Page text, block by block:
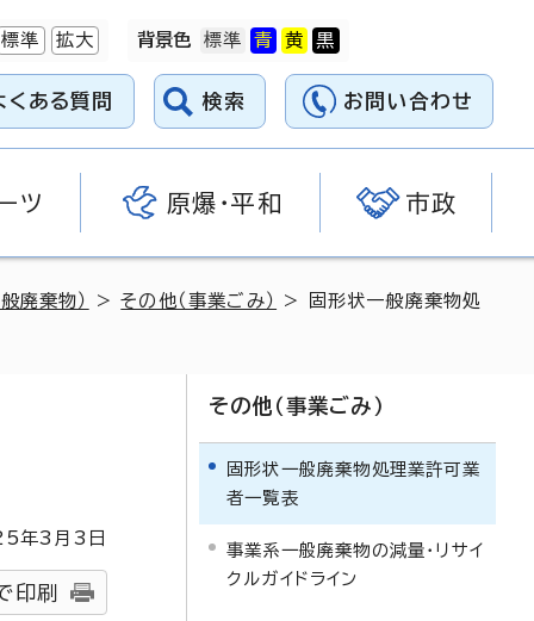
標準 拡大 背景色
くある質問 検索 お問い合わせ
ツ 原爆・平和 市政
廃棄物） >その他（事業ごみ） > 固形状一般廃棄物処
年3月3日
印刷
その他（事業ごみ）
固形状一般廃棄物処理業許可業
者一覧表
事業系一般廃棄物の減量・リサイ
クルガイドライン